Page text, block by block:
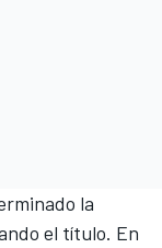
la
el título. En